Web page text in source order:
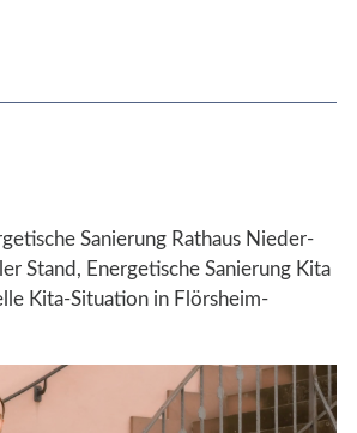
Sanierung Rathaus Nieder-
Stand, Energetische Sanierung Kita
Kita-Situation in Flörsheim-